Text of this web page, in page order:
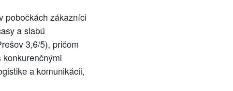
pobočkách zákazníci
a slabú
3,6/5), pričom
a komunikácii,